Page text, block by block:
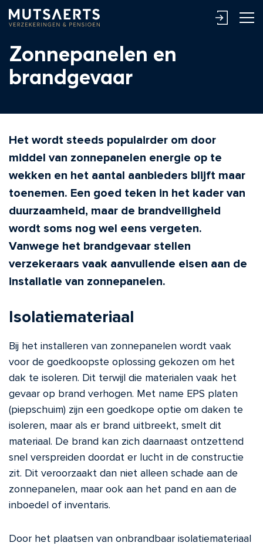
Zonnepanelen en
brandgevaar
Het wordt steeds populairder om door
middel van zonnepanelen energie op te
wekken en het aantal aanbieders blijft maar
toenemen. Een goed teken in het kader van
duurzaamheid, maar de brandveiligheid
wordt soms nog wel eens vergeten.
Vanwege het brandgevaar stellen
verzekeraars vaak aanvullende eisen aan de
installatie van zonnepanelen.
Isolatiemateriaal
Bij het installeren van zonnepanelen wordt vaak
voor de goedkoopste oplossing gekozen om het
dak te isoleren. Dit terwijl die materialen vaak het
gevaar op brand verhogen. Met name EPS platen
(piepschuim) zijn een goedkope optie om daken te
isoleren, maar als er brand uitbreekt, smelt dit
materiaal. De brand kan zich daarnaast ontzettend
snel verspreiden doordat er lucht in de constructie
zit. Dit veroorzaakt dan niet alleen schade aan de
zonnepanelen, maar ook aan het pand en aan de
inboedel of inventaris.
Door het plaatsen van onbrandbaar isolatiemateriaal